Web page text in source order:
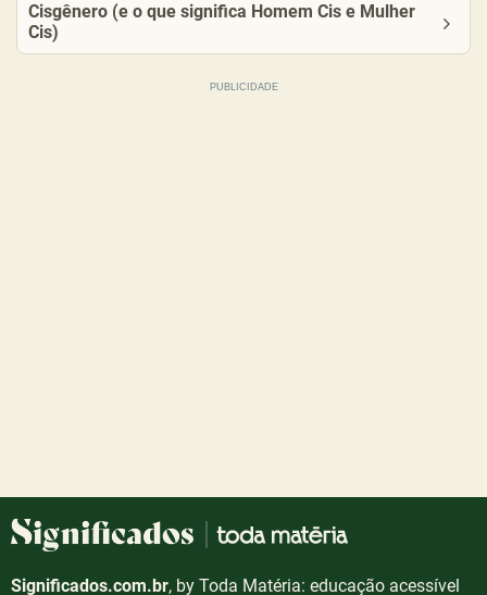
Cisgênero (e o que significa Homem Cis e Mulher
Cis)
Significados.com.br, by Toda Matéria: educação acessível